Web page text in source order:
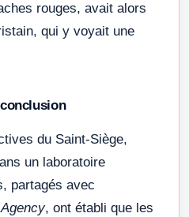
rouges, avait alors
qui y voyait une
du Saint-Siège,
un laboratoire
partagés avec
, ont établi que les